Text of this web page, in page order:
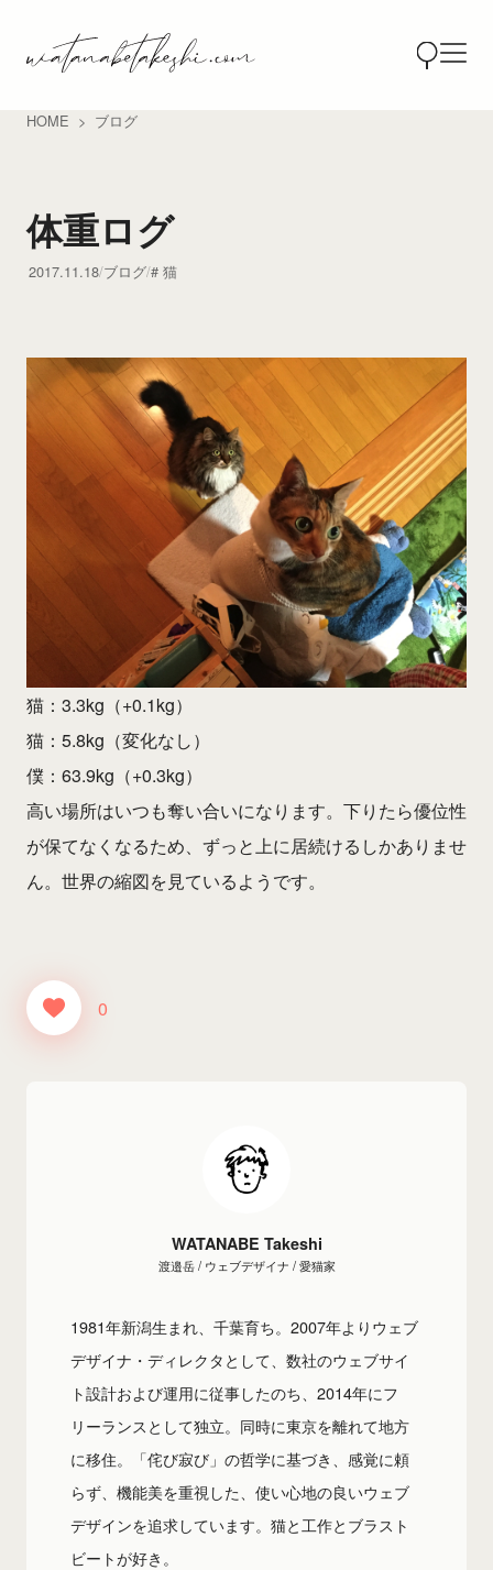
HOME ブログ
体重ログ
2017.11.18 ブログ 猫
猫：3.3kg（+0.1kg）
猫：5.8kg（変化なし）
僕：63.9kg（+0.3kg）
高い場所はいつも奪い合いになります。下りたら優位性
が保てなくなるため、ずっと上に居続けるしかありませ
ん。世界の縮図を見ているようです。
0
WATANABE Takeshi
渡邉岳 / ウェブデザイナ / 愛猫家
1981年新潟生まれ、千葉育ち。2007年よりウェブ
デザイナ・ディレクタとして、数社のウェブサイ
ト設計および運用に従事したのち、2014年にフ
リーランスとして独立。同時に東京を離れて地方
に移住。「侘び寂び」の哲学に基づき、感覚に頼
らず、機能美を重視した、使い心地の良いウェブ
デザインを追求しています。猫と工作とブラスト
ビートが好き。